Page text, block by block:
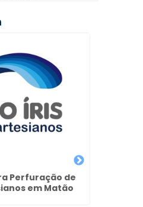
Perfuração de
em Matão